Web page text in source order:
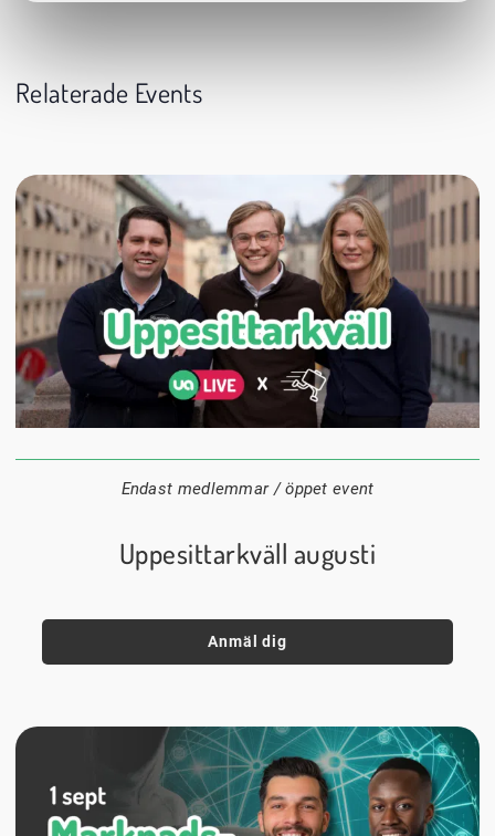
Relaterade Events
24 augusti
20:00
Endast medlemmar / öppet event
Uppesittarkväll augusti
Anmäl dig